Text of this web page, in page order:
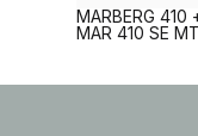
MARBERG
MAR 410 SE